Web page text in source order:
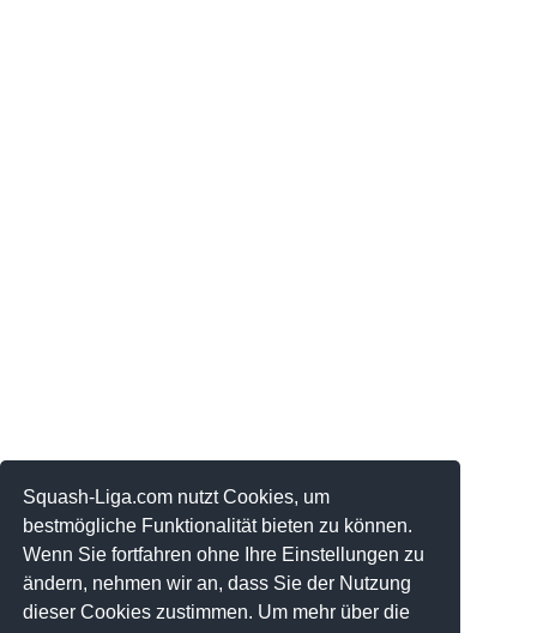
Squash-Liga.com nutzt Cookies, um
bestmögliche Funktionalität bieten zu können.
Wenn Sie fortfahren ohne Ihre Einstellungen zu
ändern, nehmen wir an, dass Sie der Nutzung
dieser Cookies zustimmen. Um mehr über die